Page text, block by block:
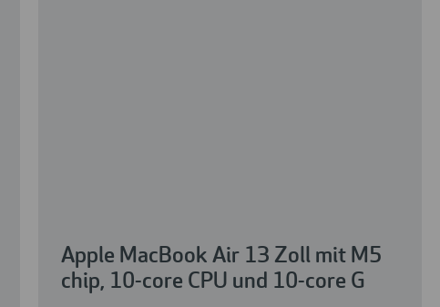
Apple MacBook Air 13 Zoll mit M5
chip, 10-core CPU und 10-core G